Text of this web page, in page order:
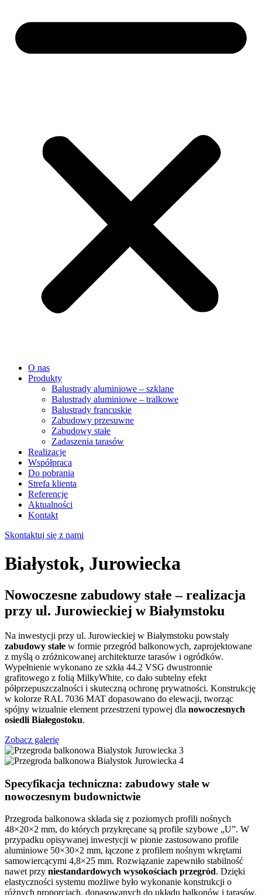
O nas
Produkty
Balustrady aluminiowe – szklane
Balustrady aluminiowe – tralkowe
Balustrady francuskie
Zabudowy przesuwne
Zabudowy stałe
Zadaszenia tarasów
Realizacje
Współpraca
Do pobrania
Strefa klienta
Referencje
Aktualności
Kontakt
Skontaktuj się z nami
Białystok, Jurowiecka
Nowoczesne zabudowy stałe – realizacja
przy ul. Jurowieckiej w Białymstoku
Na inwestycji przy ul. Jurowieckiej w Białymstoku powstały
zabudowy stałe w formie przegród balkonowych, zaprojektowane
z myślą o zróżnicowanej architekturze tarasów i ogródków.
Wypełnienie wykonano ze szkła 44.2 VSG dwustronnie
grafitowego z folią MilkyWhite, co dało subtelny efekt
półprzepuszczalności i skuteczną ochronę prywatności. Konstrukcję
w kolorze RAL 7036 MAT dopasowano do elewacji, tworząc
spójny wizualnie element przestrzeni typowej dla nowoczesnych
osiedli Białegostoku.
Zobacz galerię
Specyfikacja techniczna: zabudowy stałe w
nowoczesnym budownictwie
Przegroda balkonowa składa się z poziomych profili nośnych
48×20×2 mm, do których przykręcane są profile szybowe „U”. W
przypadku opisywanej inwestycji w pionie zastosowano profile
aluminiowe 50×30×2 mm, łączone z profilem nośnym wkrętami
samowiercącymi 4,8×25 mm. Rozwiązanie zapewniło stabilność
nawet przy niestandardowych wysokościach przegród. Dzięki
elastyczności systemu możliwe było wykonanie konstrukcji o
różnych proporcjach, dopasowanych do układu balkonów i tarasów.